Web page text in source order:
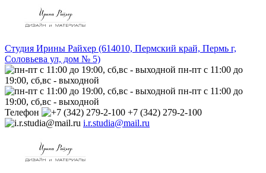
Студия Ирины Райхер (614010, Пермский край, Пермь г,
Соловьева ул, дом № 5)
пн-пт с 11:00 до
19:00, сб,вс - выходной
пн-пт с 11:00 до
19:00, сб,вс - выходной
Телефон
+7 (342) 279-2-100
i.r.studia@mail.ru